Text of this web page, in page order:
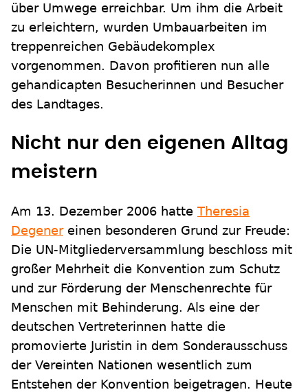
über Umwege erreichbar. Um ihm die Arbeit
zu erleichtern, wurden Umbauarbeiten im
treppenreichen Gebäudekomplex
vorgenommen. Davon profitieren nun alle
gehandicapten Besucherinnen und Besucher
des Landtages.
Nicht nur den eigenen Alltag
meistern
Am 13. Dezember 2006 hatte Theresia
Degenereinen besonderen Grund zur Freude:
Die UN-Mitgliederversammlung beschloss mit
großer Mehrheit die Konvention zum Schutz
und zur Förderung der Menschenrechte für
Menschen mit Behinderung. Als eine der
deutschen Vertreterinnen hatte die
promovierte Juristin in dem Sonderausschuss
der Vereinten Nationen wesentlich zum
Entstehen der Konvention beigetragen. Heute